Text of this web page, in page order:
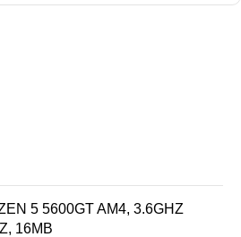
5 5600GT AM4, 3.6GHZ
16MB